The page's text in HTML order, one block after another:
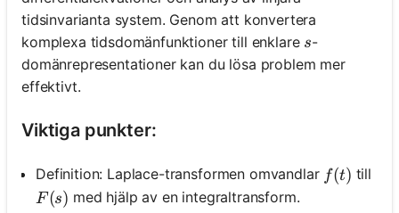
tidsinvarianta system. Genom att konvertera
komplexa tidsdomänfunktioner till enklare s
s-
domänrepresentationer kan du lösa problem mer
effektivt.
Viktiga punkter:
Definition: Laplace-transformen omvandlar f(t)
f(t) till
F(s)
F(s) med hjälp av en integraltransform.